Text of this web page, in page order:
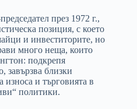
през 1972 г.,
позиция, с което
и инвеститорите, но
много неща, които
подкрепя
завързва близки
и търговията в
политики.